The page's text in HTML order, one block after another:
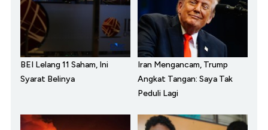
BEI Lelang 11 Saham, Ini
Syarat Belinya
Iran Mengancam, Trump
Angkat Tangan: Saya Tak
Peduli Lagi